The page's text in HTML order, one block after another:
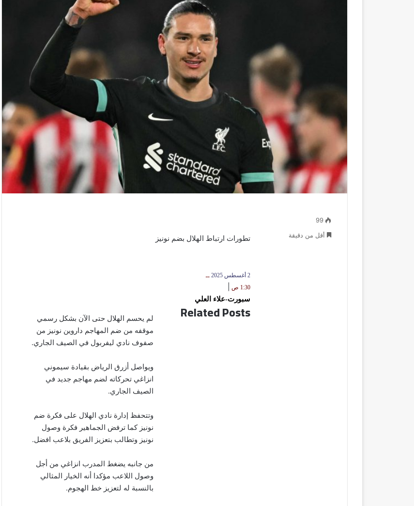
تطورات ارتباط الهلال بضم نونيز
2 أغسطس 2025
1:30 ص
سبورت-علاء العلي
لم يحسم الهلال حتى الآن بشكل رسمي
موقفه من ضم المهاجم داروين نونيز من
صفوف نادي ليفربول في الصيف الجاري.
ويواصل أزرق الرياض بقيادة سيموني
انزاغي تحركاته لضم مهاجم جديد في
الصيف الجاري.
وتتحفظ إدارة نادي الهلال على فكرة ضم
نونيز كما ترفض الجماهير فكرة وصول
نونيز وتطالب بتعزيز الفريق بلاعب افضل.
من جانبه يضغط المدرب انزاغي من أجل
وصول اللاعب مؤكدا أنه الخيار المثالي
بالنسبة له لتعزيز خط الهجوم.
Related Posts
99
أقل من دقيقة